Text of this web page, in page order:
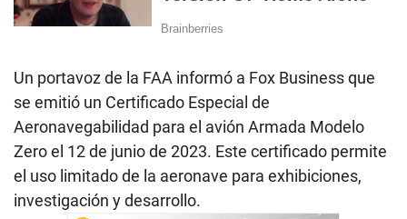
Un portavoz de la FAA informó a Fox Business que
se emitió un Certificado Especial de
Aeronavegabilidad para el avión Armada Modelo
Zero el 12 de junio de 2023. Este certificado permite
el uso limitado de la aeronave para exhibiciones,
investigación y desarrollo.